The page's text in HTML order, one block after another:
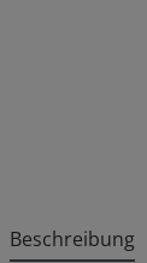
Beschreibung